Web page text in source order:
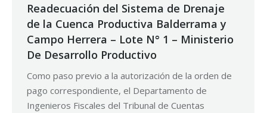
Readecuación del Sistema de Drenaje
de la Cuenca Productiva Balderrama y
Campo Herrera – Lote N° 1 – Ministerio
De Desarrollo Productivo
Como paso previo a la autorización de la orden de
pago correspondiente, el Departamento de
Ingenieros Fiscales del Tribunal de Cuentas